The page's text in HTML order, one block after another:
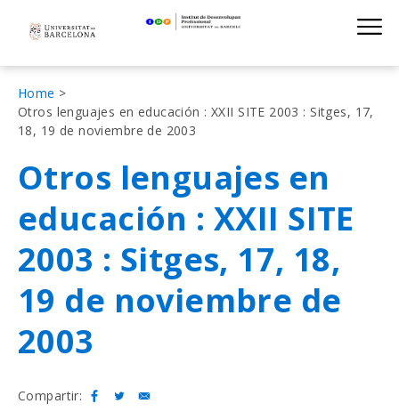
navigation
Institut de
Fil
d'Ariadna
Home
Otros lenguajes en educación : XXII SITE 2003 : Sitges, 17,
18, 19 de noviembre de 2003
Otros lenguajes en
educación : XXII SITE
2003 : Sitges, 17, 18,
19 de noviembre de
2003
Compartir: